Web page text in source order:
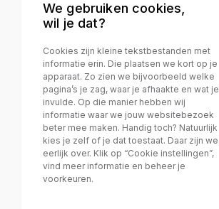
We gebruiken cookies,
wil je dat?
Cookies zijn kleine tekstbestanden met
informatie erin. Die plaatsen we kort op je
apparaat. Zo zien we bijvoorbeeld welke
pagina’s je zag, waar je afhaakte en wat je
invulde. Op die manier hebben wij
informatie waar we jouw websitebezoek
beter mee maken. Handig toch? Natuurlijk
kies je zelf of je dat toestaat. Daar zijn we
eerlijk over. Klik op “Cookie instellingen”,
vind meer informatie en beheer je
voorkeuren.